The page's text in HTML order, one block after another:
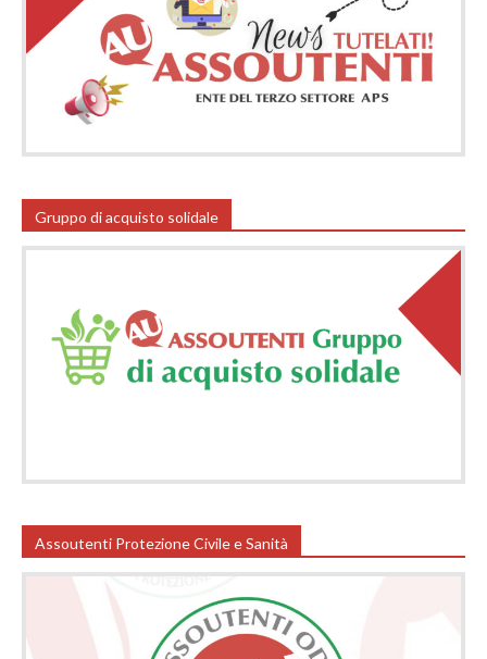
Gruppo di acquisto solidale
Assoutenti Protezione Civile e Sanità